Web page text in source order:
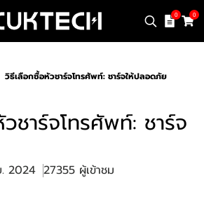
0 0
วิธีเลือกซื้อหัวชาร์จโทรศัพท์: ชาร์จให้ปลอดภัย
ชาร์จโทรศัพท์: ชาร์จ
2024 27355 ผู้เข้าชม